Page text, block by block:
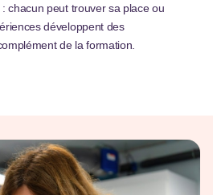
chacun peut trouver sa place ou
développent des
de la formation.